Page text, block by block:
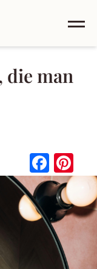
die man